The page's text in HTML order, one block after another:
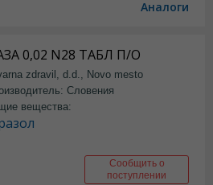
Аналоги
0,02 N28 ТАБЛ П/О
zdravil, d.d., Novo mesto
Словения
вещества:
Сообщить о
поступлении